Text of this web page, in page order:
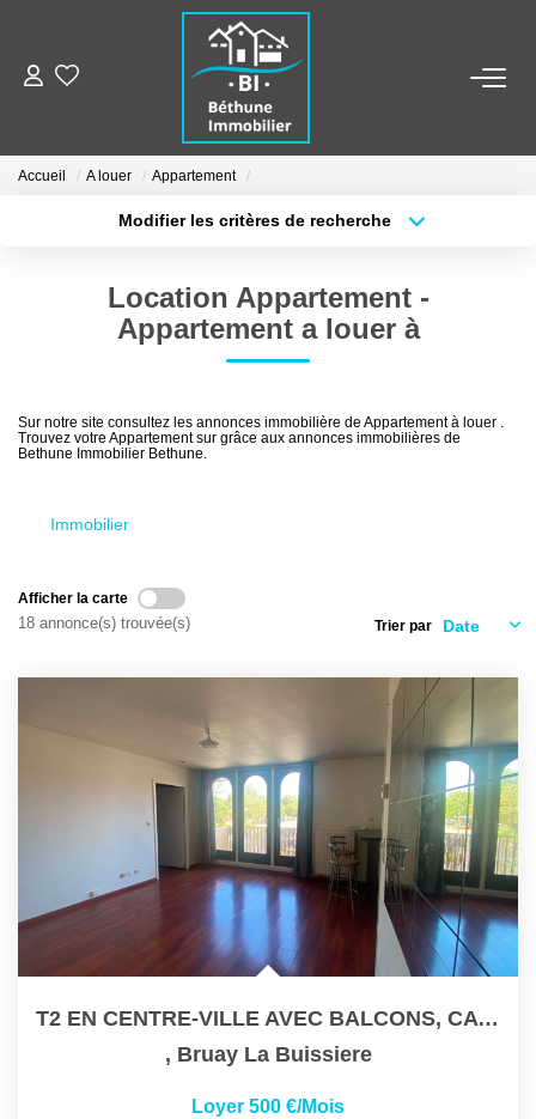
ALERTE MAILS
Qui Sommes Nous
Nos Contacts
Ventes-Locations
Gestion Locative
Copropriétés
Contact Collaborateurs
CONTACT
ACCES COPRO
Accueil A louer Appartement
Modifier les critères de recherche
Sélectionnez...
Type de bien
Surface min
Créer une alerte
Location Appartement -
Appartement a louer à
Sur notre site consultez les annonces immobilière de Appartement à louer .
Trouvez votre Appartement sur grâce aux annonces immobilières de
Bethune Immobilier Bethune.
Immobilier
Afficher la carte
18 annonce(s) trouvée(s) Trier par
T2 EN CENTRE-VILLE AVEC BALCONS, CAVES ET GARAGE
, Bruay La Buissiere
Loyer 500 €/mois